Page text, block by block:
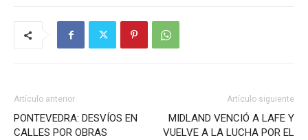
Artículo anterior
PONTEVEDRA: DESVÍOS EN
CALLES POR OBRAS
Artículo siguiente
MIDLAND VENCIÓ A LAFE Y
VUELVE A LA LUCHA POR EL